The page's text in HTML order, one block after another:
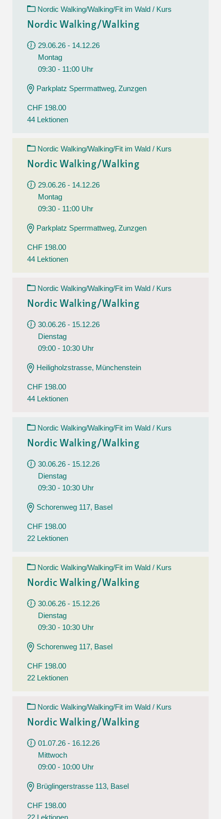
Nordic Walking/Walking/Fit im Wald / Kurs
Nordic Walking/Walking
29.06.26 - 14.12.26
Montag
09:30 - 11:00 Uhr
Parkplatz Sperrmattweg, Zunzgen
CHF 198.00
44 Lektionen
Nordic Walking/Walking/Fit im Wald / Kurs
Nordic Walking/Walking
29.06.26 - 14.12.26
Montag
09:30 - 11:00 Uhr
Parkplatz Sperrmattweg, Zunzgen
CHF 198.00
44 Lektionen
Nordic Walking/Walking/Fit im Wald / Kurs
Nordic Walking/Walking
30.06.26 - 15.12.26
Dienstag
09:00 - 10:30 Uhr
Heiligholzstrasse, Münchenstein
CHF 198.00
44 Lektionen
Nordic Walking/Walking/Fit im Wald / Kurs
Nordic Walking/Walking
30.06.26 - 15.12.26
Dienstag
09:30 - 10:30 Uhr
Schorenweg 117, Basel
CHF 198.00
22 Lektionen
Nordic Walking/Walking/Fit im Wald / Kurs
Nordic Walking/Walking
30.06.26 - 15.12.26
Dienstag
09:30 - 10:30 Uhr
Schorenweg 117, Basel
CHF 198.00
22 Lektionen
Nordic Walking/Walking/Fit im Wald / Kurs
Nordic Walking/Walking
01.07.26 - 16.12.26
Mittwoch
09:00 - 10:00 Uhr
Brüglingerstrasse 113, Basel
CHF 198.00
22 Lektionen